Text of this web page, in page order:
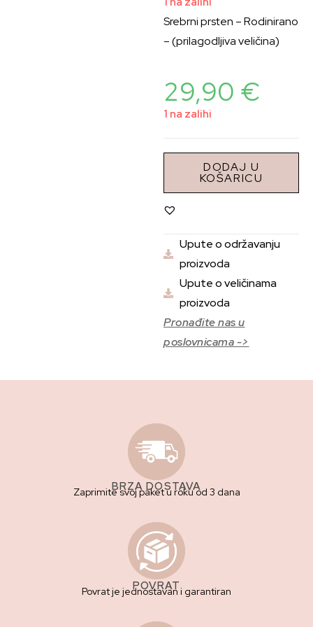
Srebrni prsten – Rodinirano
– (prilagodljiva veličina)
29,90 €
1 na zalihi
DODAJ U
KOŠARICU
Upute o održavanju
proizvoda
Upute o veličinama
proizvoda
Pronađite nas u
poslovnicama ->
BRZA DOSTAVA
Zaprimite svoj paket u roku od 3 dana
POVRAT
Povrat je jednostavan i garantiran